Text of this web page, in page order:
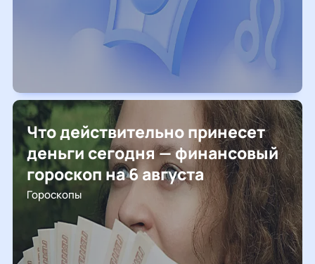
Что действительно принесет
деньги сегодня — финансовый
гороскоп на 6 августа
Гороскопы